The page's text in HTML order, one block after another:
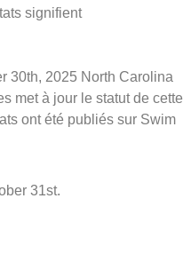
signifient
30th, 2025 North Carolina
met à jour le statut de cette
ont été publiés sur Swim
31st.